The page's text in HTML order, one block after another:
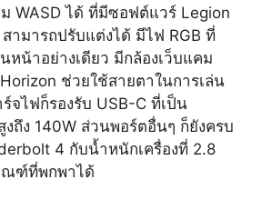
WASD ได้ ที่มีซอฟต์แวร์ Legion
ามารถปรับแต่งได้ มีไฟ RGB ที่
หน้าอย่างเดียว มีกล้องเว็บแคม
ช่วยใช้สายตาในการเล่น
จไฟก็รองรับ USB-C ที่เป็น
ถึง 140W ส่วนพอร์ตอื่นๆ ก็ยังครบ
4 กับน้ำหนักเครื่องที่ 2.8
ณฑ์ที่พกพาได้